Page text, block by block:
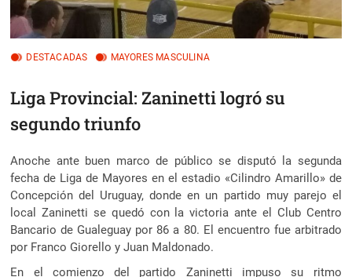
DESTACADAS MAYORES MASCULINA
Liga Provincial: Zaninetti logró su
segundo triunfo
Anoche ante buen marco de público se disputó la segunda
fecha de Liga de Mayores en el estadio «Cilindro Amarillo» de
Concepción del Uruguay, donde en un partido muy parejo el
local Zaninetti se quedó con la victoria ante el Club Centro
Bancario de Gualeguay por 86 a 80. El encuentro fue arbitrado
por Franco Giorello y Juan Maldonado.
En el comienzo del partido Zaninetti impuso su ritmo